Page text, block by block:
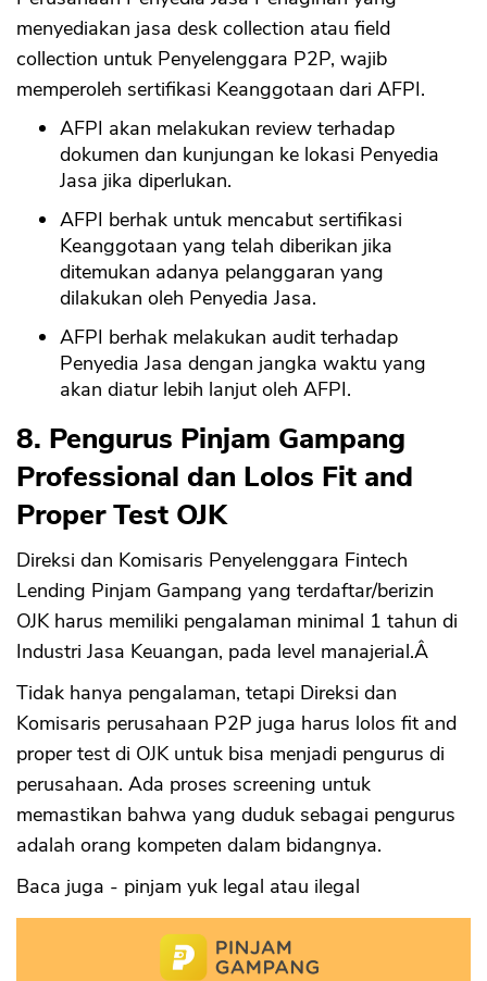
menyediakan jasa desk collection atau field
collection untuk Penyelenggara P2P, wajib
memperoleh sertifikasi Keanggotaan dari AFPI.
AFPI akan melakukan review terhadap
dokumen dan kunjungan ke lokasi Penyedia
Jasa jika diperlukan.
AFPI berhak untuk mencabut sertifikasi
Keanggotaan yang telah diberikan jika
ditemukan adanya pelanggaran yang
dilakukan oleh Penyedia Jasa.
AFPI berhak melakukan audit terhadap
Penyedia Jasa dengan jangka waktu yang
akan diatur lebih lanjut oleh AFPI.
8. Pengurus Pinjam Gampang
Professional dan Lolos Fit and
Proper Test OJK
Direksi dan Komisaris Penyelenggara Fintech
Lending Pinjam Gampang yang terdaftar/berizin
OJK harus memiliki pengalaman minimal 1 tahun di
Industri Jasa Keuangan, pada level manajerial.Â
Tidak hanya pengalaman, tetapi Direksi dan
Komisaris perusahaan P2P juga harus lolos fit and
proper test di OJK untuk bisa menjadi pengurus di
perusahaan. Ada proses screening untuk
memastikan bahwa yang duduk sebagai pengurus
adalah orang kompeten dalam bidangnya.
Baca juga - pinjam yuk legal atau ilegal